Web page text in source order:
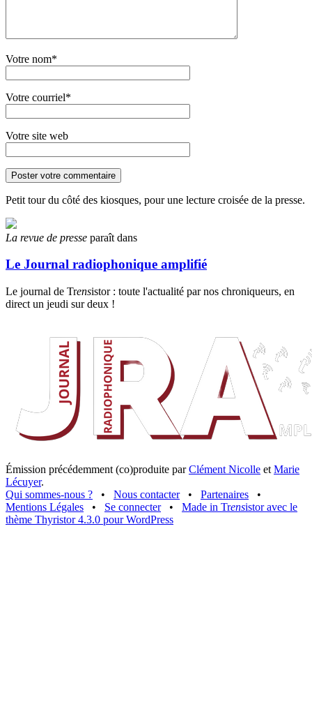
Votre nom*
Votre courriel*
Votre site web
Petit tour du côté des kiosques, pour une lecture croisée de la presse.
La revue de presse paraît dans
Le Journal radiophonique amplifié
Le journal de Trensistor : toute l'actualité par nos chroniqueurs, en
direct un jeudi sur deux !
Émission précédemment (co)produite parClément Nicolle et Marie
Lécuyer.
Qui sommes-nous ?
• Nous contacter • Partenaires
•
Mentions Légales
• Se connecter • Made in Trensistor avec le
thème Thyristor 4.3.0 pour WordPress